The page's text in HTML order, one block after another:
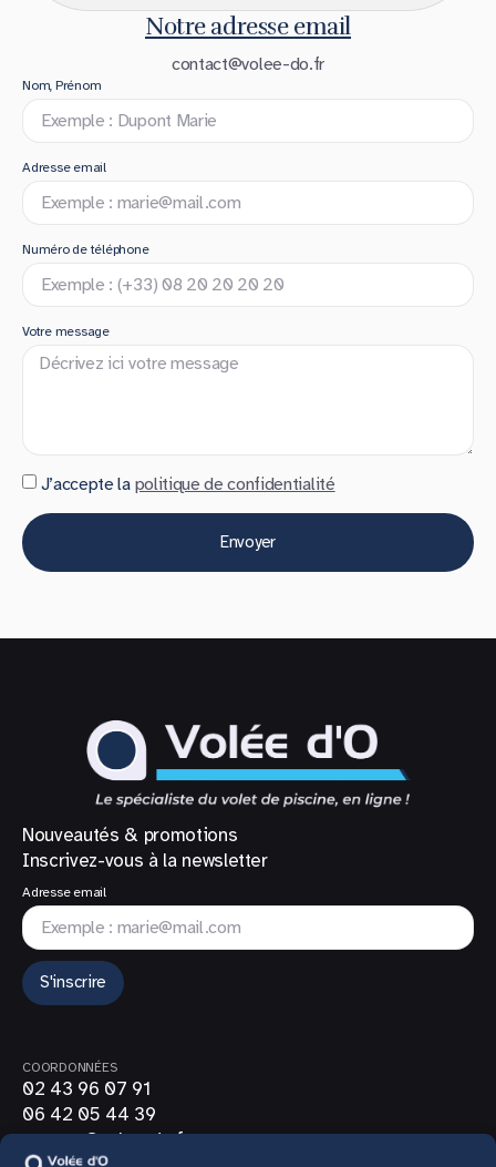
Nom, Prénom
Adresse email
Numéro de téléphone
Votre message
J’accepte la politique de confidentialité
Envoyer
Notre adresse email
contact@volee-do.fr
Nouveautés & promotions
Inscrivez-vous à la newsletter
Adresse email
S'inscrire
COORDONNÉES
02 43 96 07 91
06 42 05 44 39
contact@volee-do.fr
SUIVEZ-NOUS